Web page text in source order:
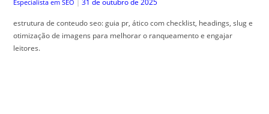
Especialista em SEO | 31 de outubro de 2025
estrutura de conteudo seo: guia pr, ático com checklist, headings, slug e
otimização de imagens para melhorar o ranqueamento e engajar
leitores.